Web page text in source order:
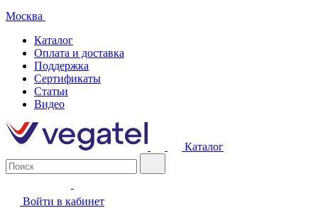
Москва
Каталог
Оплата и доставка
Поддержка
Сертификаты
Статьи
Видео
Каталог
Войти в кабинет